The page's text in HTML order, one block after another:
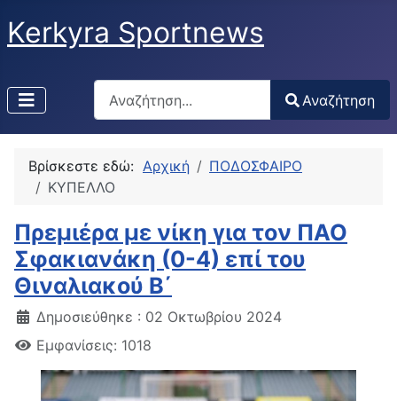
Kerkyra Sportnews
Αναζήτηση
Type 2 or more characters for results.
Αναζήτηση
Βρίσκεστε εδώ: Αρχική
ΠΟΔΟΣΦΑΙΡΟ
ΚΥΠΕΛΛΟ
Πρεμιέρα με νίκη για τον ΠΑΟ
Σφακιανάκη (0-4) επί του
Θιναλιακού Β΄
Δημοσιεύθηκε : 02 Οκτωβρίου 2024
Εμφανίσεις: 1018